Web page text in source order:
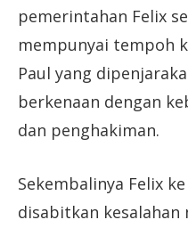
pemerintahan Felix
mempunyai tempoh
Paul yang
berkenaan dengan
dan penghakiman.
Sekembalinya Felix
disabitkan